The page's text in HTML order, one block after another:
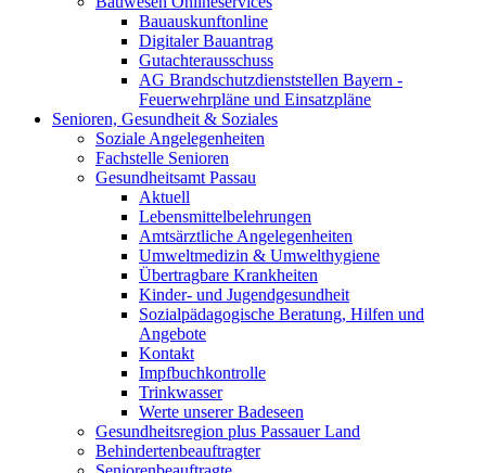
Bauauskunftonline
Digitaler Bauantrag
Gutachterausschuss
AG Brandschutzdienststellen Bayern -
Feuerwehrpläne und Einsatzpläne
Senioren, Gesundheit & Soziales
Soziale Angelegenheiten
Fachstelle Senioren
Gesundheitsamt Passau
Aktuell
Lebensmittelbelehrungen
Amtsärztliche Angelegenheiten
Umweltmedizin & Umwelthygiene
Übertragbare Krankheiten
Kinder- und Jugendgesundheit
Sozialpädagogische Beratung, Hilfen und
Angebote
Kontakt
Impfbuchkontrolle
Trinkwasser
Werte unserer Badeseen
Gesundheitsregion plus Passauer Land
Behindertenbeauftragter